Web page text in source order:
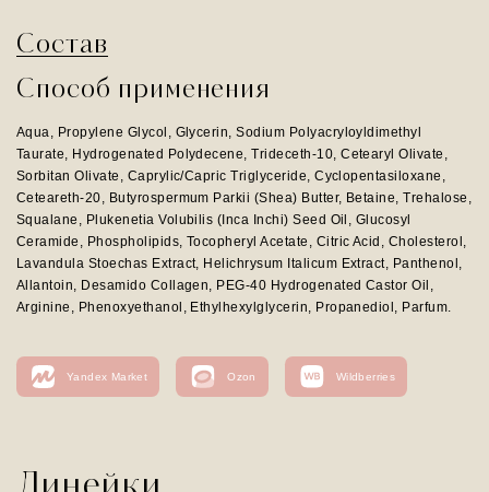
Состав
Способ применения
Aqua, Propylene Glycol, Glycerin, Sodium Polyacryloyldimethyl
Taurate, Hydrogenated Polydecene, Trideceth-10, Cetearyl Olivate,
Sorbitan Olivate, Caprylic/Capric Triglyceride, Cyclopentasiloxane,
Ceteareth-20, Butyrospermum Parkii (Shea) Butter, Betaine, Trehalose,
Squalane, Plukenetia Volubilis (Inca Inchi) Seed Oil, Glucosyl
Ceramide, Phospholipids, Tocopheryl Acetate, Citric Acid, Cholesterol,
Lavandula Stoechas Extract, Helichrysum Italicum Extract, Panthenol,
Allantoin, Desamido Collagen, PEG-40 Hydrogenated Castor Oil,
Arginine, Phenoxyethanol, Ethylhexylglycerin, Propanediol, Parfum.
Yandex Market Ozon Wildberries